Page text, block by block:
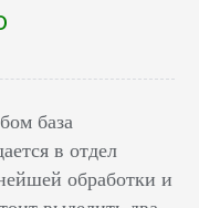
база
в отдел
обработки и